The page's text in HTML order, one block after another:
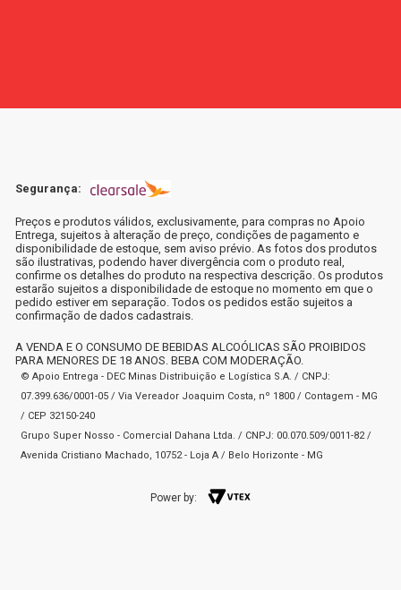
Segurança:
Preços e produtos válidos, exclusivamente, para compras no Apoio
Entrega, sujeitos à alteração de preço, condições de pagamento e
disponibilidade de estoque, sem aviso prévio. As fotos dos produtos
são ilustrativas, podendo haver divergência com o produto real,
confirme os detalhes do produto na respectiva descrição. Os produtos
estarão sujeitos a disponibilidade de estoque no momento em que o
pedido estiver em separação. Todos os pedidos estão sujeitos a
confirmação de dados cadastrais.
A VENDA E O CONSUMO DE BEBIDAS ALCOÓLICAS SÃO PROIBIDOS
PARA MENORES DE 18 ANOS. BEBA COM MODERAÇÃO.
© Apoio Entrega - DEC Minas Distribuição e Logística S.A. / CNPJ:
07.399.636/0001-05 / Via Vereador Joaquim Costa, nº 1800 / Contagem - MG
/ CEP 32150-240
Grupo Super Nosso - Comercial Dahana Ltda. / CNPJ: 00.070.509/0011-82 /
Avenida Cristiano Machado, 10752 - Loja A / Belo Horizonte - MG
Power by: